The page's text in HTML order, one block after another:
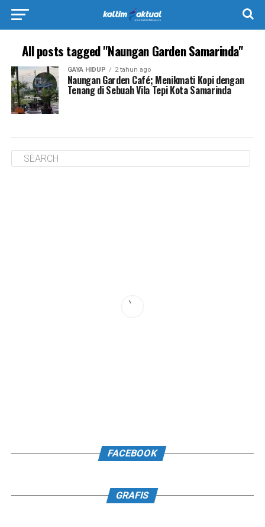
All posts tagged "Naungan Garden Samarinda"
GAYA HIDUP 2 tahun ago
Naungan Garden Café; Menikmati Kopi dengan
Tenang di Sebuah Vila Tepi Kota Samarinda
FACEBOOK
GRAFIS